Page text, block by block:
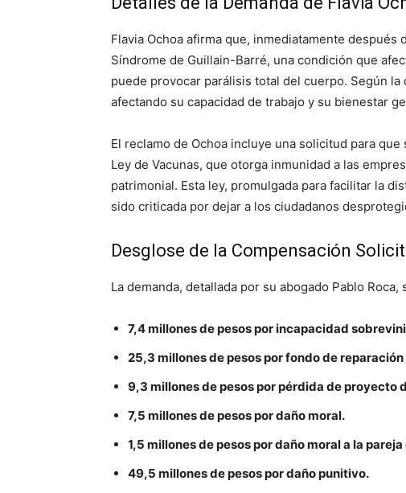
Flavia Ochoa afirma que, inmediatamente después
Síndrome de Guillain-Barré, una condición que
puede provocar parálisis total del cuerpo. Según
afectando su capacidad de trabajo y su bienestar
El reclamo de Ochoa incluye una solicitud para
Ley de Vacunas, que otorga inmunidad a las
patrimonial. Esta ley, promulgada para facilitar la
sido criticada por dejar a los ciudadanos
Desglose de la Compensación
La demanda, detallada por su abogado Pablo
7,4 millones de pesos por incapacidad
25,3 millones de pesos por fondo de
9,3 millones de pesos por pérdida de proyecto
7,5 millones de pesos por daño moral.
1,5 millones de pesos por daño moral a la
49,5 millones de pesos por daño punitivo.